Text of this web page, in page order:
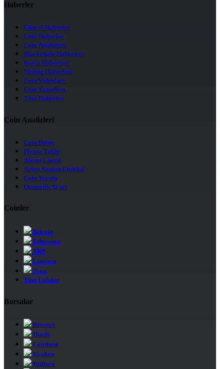
Haberler
Güncel Haberler
Coin Haberler
Coin Analizleri
Blockchain Haberleri
Borsa Haberleri
Mining Haberleri
Coin Videoları
Coin Yazarları
Tüm Haberler
Coin Analizleri
Coin Detay
Piyasa Takip
Alarm Listesi
Artan Azalan Endeksi
Coin Yorum
Otomatik Al sat
Coinler
Bitcoin
Ethereum
XRP
Litecoin
Tron
Tüm Coinler
Borsalar
Binance
Huobi
Coinbase
Kraken
Bitfinex